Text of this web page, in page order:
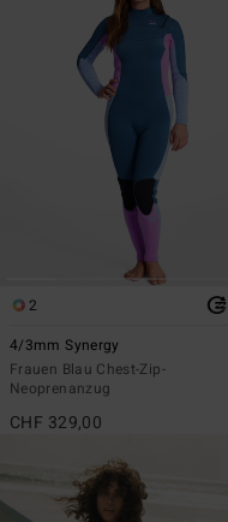
2
4/3mm Synergy
Frauen Blau Chest-Zip-
Neoprenanzug
CHF 329,00